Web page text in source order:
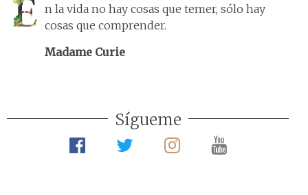
n la vida no hay cosas que temer, sólo hay
cosas que comprender.
Madame Curie
Sígueme